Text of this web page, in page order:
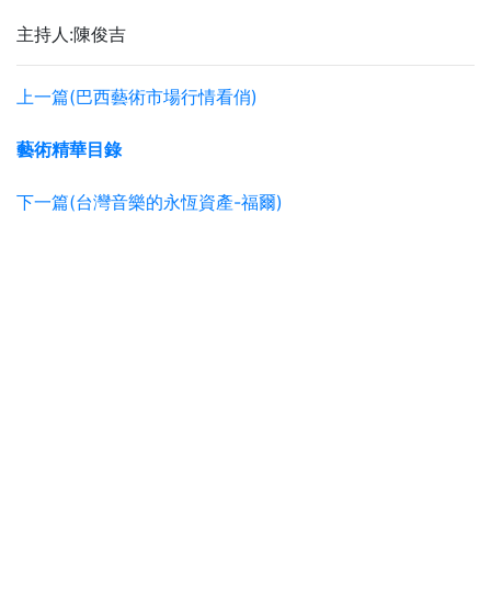
主持人:陳俊吉
上一篇(巴西藝術市場行情看俏)
藝術精華目錄
下一篇(台灣音樂的永恆資產-福爾)